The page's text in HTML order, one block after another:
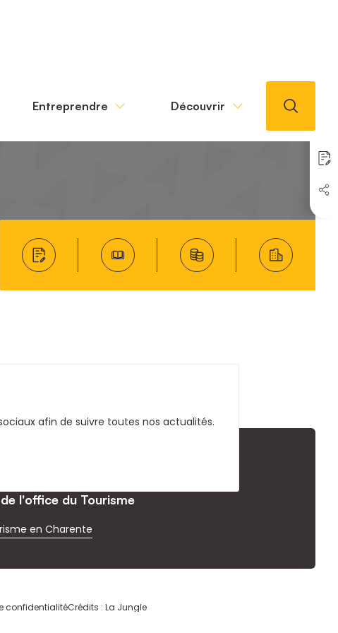
Entreprendre Découvrir
afin de suivre toutes nos actualités.
l'office du Tourisme
en Charente
confidentialitéCrédits : La Jungle